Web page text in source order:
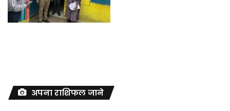
अपना राशिफल जाने